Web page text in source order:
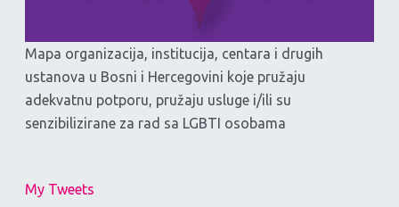
Mapa organizacija, institucija, centara i drugih
ustanova u Bosni i Hercegovini koje pružaju
adekvatnu potporu, pružaju usluge i/ili su
senzibilizirane za rad sa LGBTI osobama
My Tweets